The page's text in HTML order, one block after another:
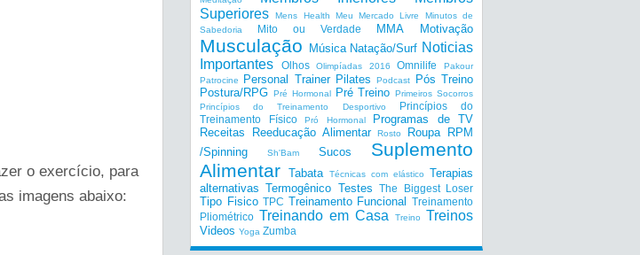
o exercício, para
imagens abaixo:
Superiores
Mens Health Meu Mercado Livre
Minutos de
Sabedoria
Mito ou Verdade MMA Motivação
Musculação Música Natação/Surf Noticias
Importantes
Olhos Olimpíadas 2016 Omnilife
Pakour
Patrocine
Personal Trainer Pilates Podcast
Pós Treino
Postura/RPG Pré Hormonal Pré Treino Primeiros Socorros
Princípios do Treinamento Desportivo
Princípios do
Treinamento Físico
Pró Hormonal
Programas de TV
Receitas
Reeducação Alimentar Rosto Roupa
RPM
/Spinning
Sh'Bam Sucos
Suplemento
Alimentar Tabata Técnicas com elástico
Terapias
alternativas Termogênico Testes The Biggest Loser
Tipo Fisico TPC Treinamento Funcional
Treinamento
Pliométrico Treinando em Casa Treino Treinos
Videos Yoga Zumba